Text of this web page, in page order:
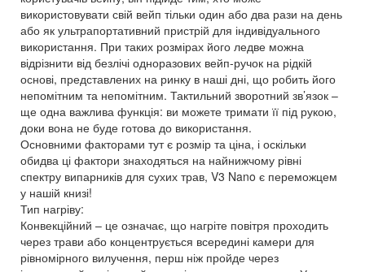
використовувати свій вейп тільки один або два рази на день
або як ультрапортативний пристрій для індивідуального
використання. При таких розмірах його ледве можна
відрізнити від безлічі одноразових вейп-ручок на рідкій
основі, представлених на ринку в наші дні, що робить його
непомітним та непомітним. Тактильний зворотний зв’язок –
ще одна важлива функція: ви можете тримати її під рукою,
доки вона не буде готова до використання.
Основними факторами тут є розмір та ціна, і оскільки
обидва ці фактори знаходяться на найнижчому рівні
спектру випарників для сухих трав, V3 Nano є переможцем
у нашій книзі!
Тип нагріву:
Конвекційний – це означає, що нагріте повітря проходить
через трави або концентрується всередині камери для
рівномірного вилучення, перш ніж пройде через